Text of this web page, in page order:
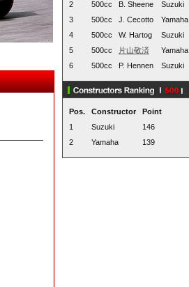
2
500cc B. Sheene Suzuki
3
500cc J. Cecotto Yamaha
4
500cc W. Hartog Suzuki
5
500cc 片山敬済 Yamaha
6
500cc P. Hennen Suzuki
Pos. Constructor
Point
1
Suzuki
146
2
Yamaha 139